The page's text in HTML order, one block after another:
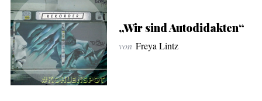
„Wir sind Autodidakten“
von Freya Lintz